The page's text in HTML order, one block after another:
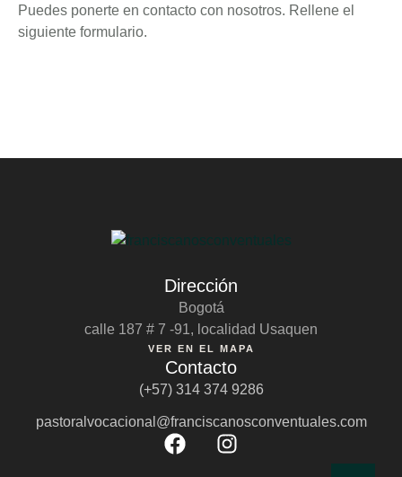
Puedes ponerte en contacto con nosotros. Rellene el
siguiente formulario.
Dirección
Bogotá
calle 187 # 7 -91, localidad Usaquen
VER EN EL MAPA
Contacto
(+57) 314 374 9286
pastoralvocacional@franciscanosconventuales.com